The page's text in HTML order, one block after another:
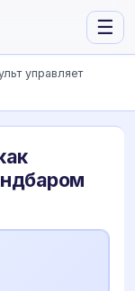
☰
управляет